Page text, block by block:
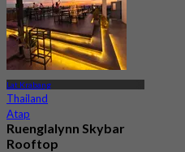
Lat Krabang
Thailand
Atap
Ruenglalynn Skybar
Rooftop